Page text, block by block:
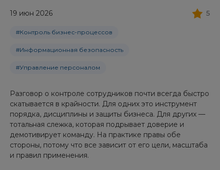
19 июн 2026 5
#Контроль бизнес-процессов
#Информационная безопасность
#Управление персоналом
Разговор о контроле сотрудников почти всегда быстро
скатывается в крайности. Для одних это инструмент
порядка, дисциплины и защиты бизнеса. Для других —
тотальная слежка, которая подрывает доверие и
демотивирует команду. На практике правы обе
стороны, потому что все зависит от его цели, масштаба
и правил применения.